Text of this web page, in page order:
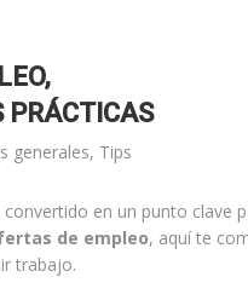
PRÁCTICAS
generales, Tips
en un punto clave
de empleo, aquí te
trabajo.